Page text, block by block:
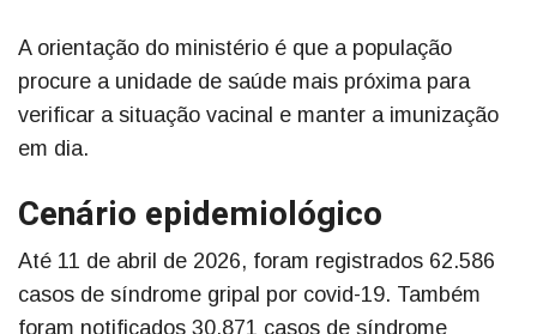
A orientação do ministério é que a população
procure a unidade de saúde mais próxima para
verificar a situação vacinal e manter a imunização
em dia.
Cenário epidemiológico
Até 11 de abril de 2026, foram registrados 62.586
casos de síndrome gripal por covid-19. Também
foram notificados 30.871 casos de síndrome